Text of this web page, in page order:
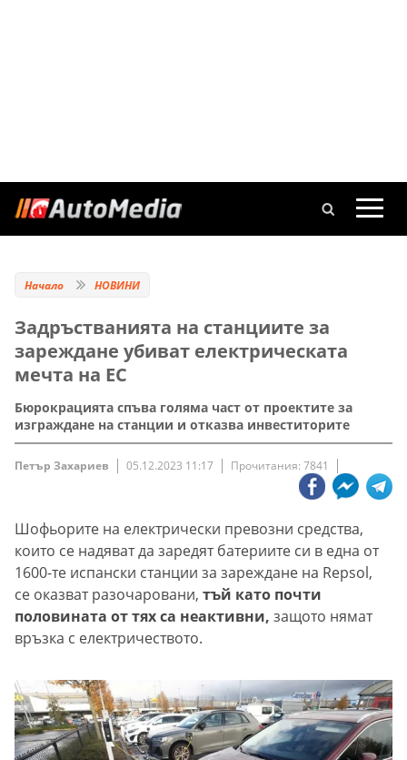
Начало НОВИНИ
Задръстванията на станциите за
зареждане убиват електрическата
мечта на ЕС
Бюрокрацията спъва голяма част от проектите за
изграждане на станции и отказва инвеститорите
Петър Захариев 05.12.2023 11:17 Прочитания: 7841
Шофьорите на електрически превозни средства,
които се надяват да заредят батериите си в една от
1600-те испански станции за зареждане на Repsol,
се оказват разочаровани, тъй като почти
половината от тях са неактивни, защото нямат
връзка с електричеството.